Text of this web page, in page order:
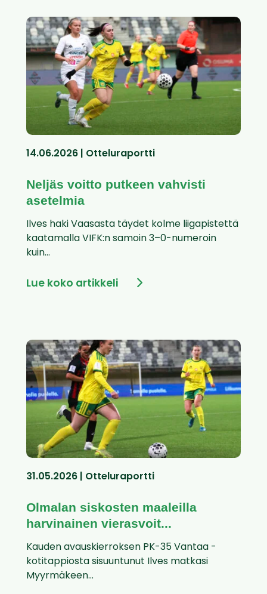
14.06.2026 | Otteluraportti
Neljäs voitto putkeen vahvisti
asetelmia
Ilves haki Vaasasta täydet kolme liigapistettä
kaatamalla VIFK:n samoin 3–0-numeroin
kuin...
Lue koko artikkeli
31.05.2026 | Otteluraportti
Olmalan siskosten maaleilla
harvinainen vierasvoit...
Kauden avauskierroksen PK-35 Vantaa -
kotitappiosta sisuuntunut Ilves matkasi
Myyrmäkeen...